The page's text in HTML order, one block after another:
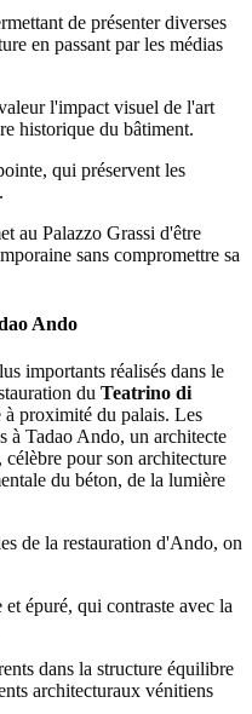
de présenter diverses
en passant par les médias
l'impact visuel de l'art
historique du bâtiment.
qui préservent les
au Palazzo Grassi d'être
sans compromettre sa
Ando
importants réalisés dans le
du Teatrino di
à proximité du palais. Les
à Tadao Ando, un architecte
pour son architecture
du béton, de la lumière
de la restauration d'Ando, on
épuré, qui contraste avec la
dans la structure équilibre
architecturaux vénitiens